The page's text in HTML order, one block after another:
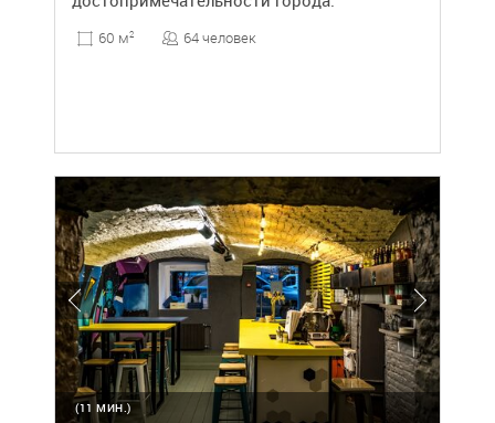
60 м2 64 человек
(11 МИН.)